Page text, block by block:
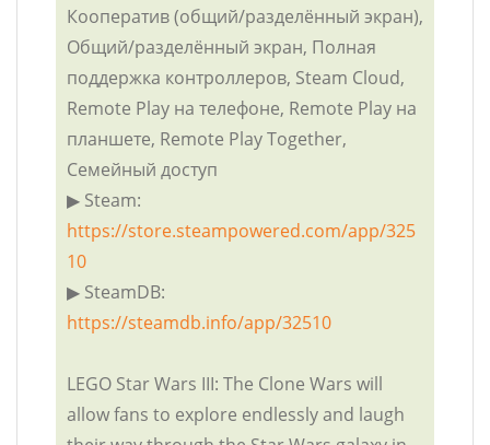
Кооператив (общий/разделённый экран),
Общий/разделённый экран, Полная
поддержка контроллеров, Steam Cloud,
Remote Play на телефоне, Remote Play на
планшете, Remote Play Together,
Семейный доступ
▶ Steam:
https://store.steampowered.com/app/325
10
▶ SteamDB:
https://steamdb.info/app/32510
LEGO Star Wars III: The Clone Wars will
allow fans to explore endlessly and laugh